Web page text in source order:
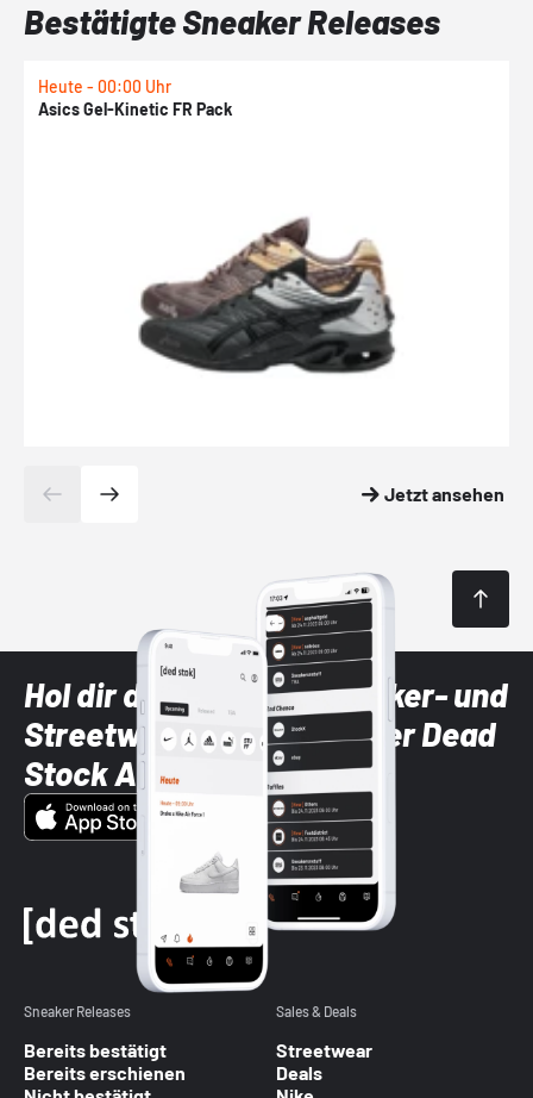
Bestätigte Sneaker Releases
Heute - 00:00 Uhr
Asics Gel-Kinetic FR Pack
Jetzt ansehen
Hol dir die neuesten Sneaker- und
Streetwear-Brands mit der Dead
Stock App
Sneaker Releases
Bereits bestätigt
Bereits erschienen
Sales & Deals
Streetwear
Deals